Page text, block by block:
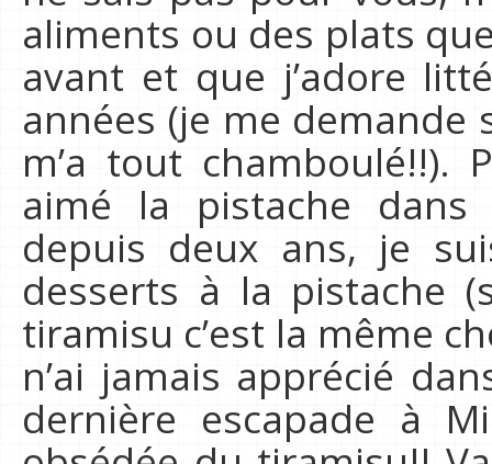
aliments ou des plats
avant et que j’adore
années (je me demande
m’a tout chamboulé!!).
aimé la pistache
depuis deux ans, je
desserts à la pistache
tiramisu c’est la même
n’ai jamais apprécié
dernière escapade à